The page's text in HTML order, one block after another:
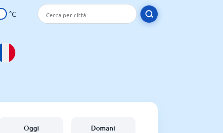
°C
Oggi Domani